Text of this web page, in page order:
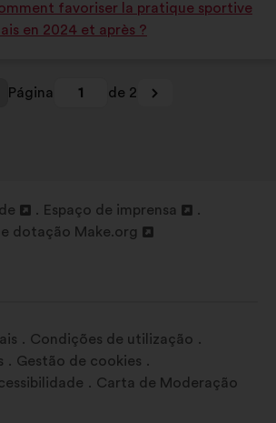
em:
favoriser la pratique sportive
en 2024 et après ?
Página 1 de 2
Espaço de imprensa
Abertura
num
dotação Make.org
Condições de utilização
Gestão de cookies
Carta de Moderação